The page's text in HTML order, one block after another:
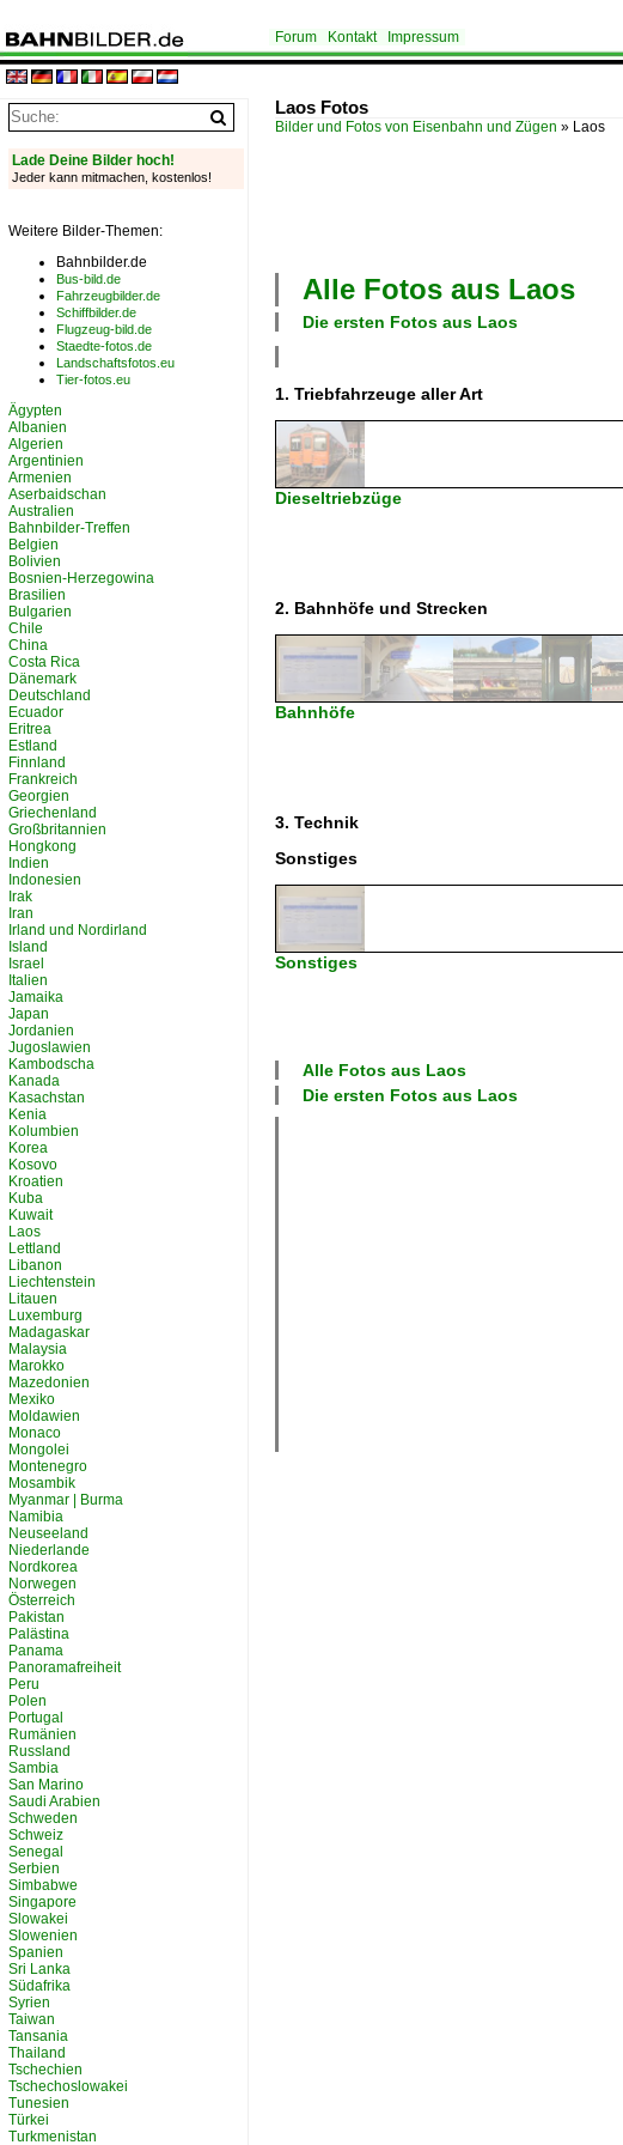
Forum Kontakt Impressum
Laos Fotos
Bilder und Fotos von Eisenbahn und Zügen » Laos
Alle Fotos aus Laos
Die ersten Fotos aus Laos
1. Triebfahrzeuge aller Art
Dieseltriebzüge
2. Bahnhöfe und Strecken
Bahnhöfe
3. Technik
Sonstiges
Sonstiges
Alle Fotos aus Laos
Die ersten Fotos aus Laos
Lade Deine Bilder hoch!
Jeder kann mitmachen, kostenlos!
Weitere Bilder-Themen:
Bahnbilder.de
Bus-bild.de
Fahrzeugbilder.de
Schiffbilder.de
Flugzeug-bild.de
Staedte-fotos.de
Landschaftsfotos.eu
Tier-fotos.eu
Ägypten
Albanien
Algerien
Argentinien
Armenien
Aserbaidschan
Australien
Bahnbilder-Treffen
Belgien
Bolivien
Bosnien-Herzegowina
Brasilien
Bulgarien
Chile
China
Costa Rica
Dänemark
Deutschland
Ecuador
Eritrea
Estland
Finnland
Frankreich
Georgien
Griechenland
Großbritannien
Hongkong
Indien
Indonesien
Irak
Iran
Irland und Nordirland
Island
Israel
Italien
Jamaika
Japan
Jordanien
Jugoslawien
Kambodscha
Kanada
Kasachstan
Kenia
Kolumbien
Korea
Kosovo
Kroatien
Kuba
Kuwait
Laos
Lettland
Libanon
Liechtenstein
Litauen
Luxemburg
Madagaskar
Malaysia
Marokko
Mazedonien
Mexiko
Moldawien
Monaco
Mongolei
Montenegro
Mosambik
Myanmar | Burma
Namibia
Neuseeland
Niederlande
Nordkorea
Norwegen
Österreich
Pakistan
Palästina
Panama
Panoramafreiheit
Peru
Polen
Portugal
Rumänien
Russland
Sambia
San Marino
Saudi Arabien
Schweden
Schweiz
Senegal
Serbien
Simbabwe
Singapore
Slowakei
Slowenien
Spanien
Sri Lanka
Südafrika
Syrien
Taiwan
Tansania
Thailand
Tschechien
Tschechoslowakei
Tunesien
Türkei
Turkmenistan